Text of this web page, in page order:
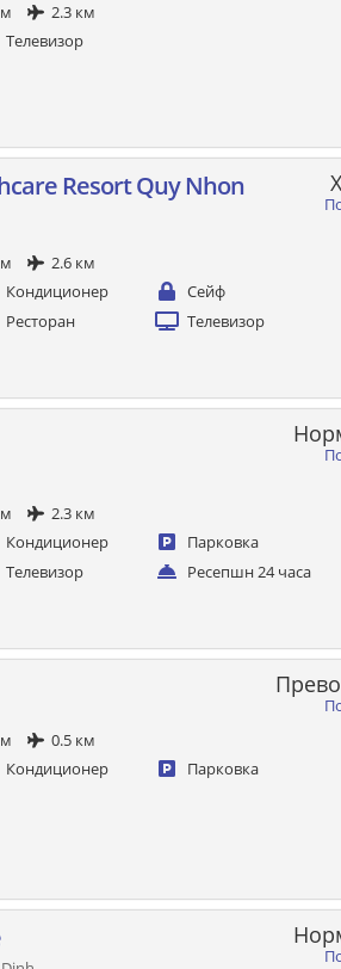
2.3 км
Телевизор
Resort Quy Nhon
2.6 км
Кондиционер
Сейф
Ресторан
Телевизор
2.3 км
Кондиционер
Парковка
Телевизор
Ресепшн 24 часа
0.5 км
Кондиционер
Парковка